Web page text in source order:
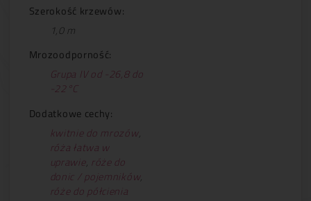
Szerokość krzewów:
1,0 m
Mrozoodporność:
Grupa IV od -26,8 do
-22°C
Dodatkowe cechy:
kwitnie do mrozów,
róża łatwa w
uprawie, róże do
donic / pojemników,
róże do półcienia